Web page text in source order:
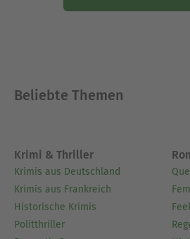
Beliebte Themen
Krimi & Thriller
Krimis aus Deutschland
Krimis aus Frankreich
Historische Krimis
Politthriller